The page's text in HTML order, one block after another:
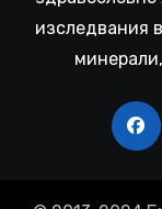
изследвания